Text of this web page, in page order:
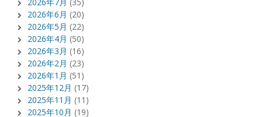
2026年6月 (20)
2026年5月 (22)
2026年4月 (50)
2026年3月 (16)
2026年2月 (23)
2026年1月 (51)
2025年12月 (17)
2025年11月 (11)
2025年10月 (19)